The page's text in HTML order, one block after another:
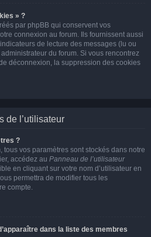
» ?
par phpBB qui conservent vos
connexion au forum. Ils fournissent aussi
de lecture des messages (lu ou
du forum. Si vous rencontrez
déconnexion, la suppression des cookies
de l’utilisateur
?
tous vos paramètres sont stockés dans notre
accédez au Panneau de l’utilisateur
en cliquant sur votre nom d’utilisateur en
permettra de modifier tous les
compte.
dans la liste des membres